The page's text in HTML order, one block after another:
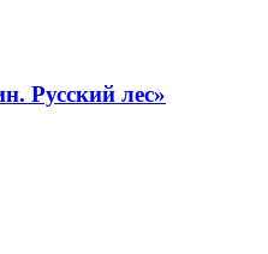
Русский лес»